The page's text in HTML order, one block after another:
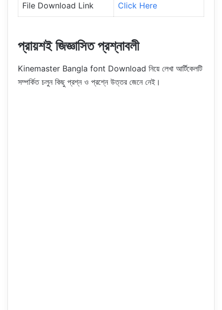
File Download Link Click Here
প্রায়শই জিজ্ঞাসিত প্রশ্নাবলী
Kinemaster Bangla font Download নিয়ে লেখা আর্টিকেলটি
সম্পর্কিত চলুন কিছু প্রশ্ন ও প্রশ্নে উত্তর জেনে নেই।